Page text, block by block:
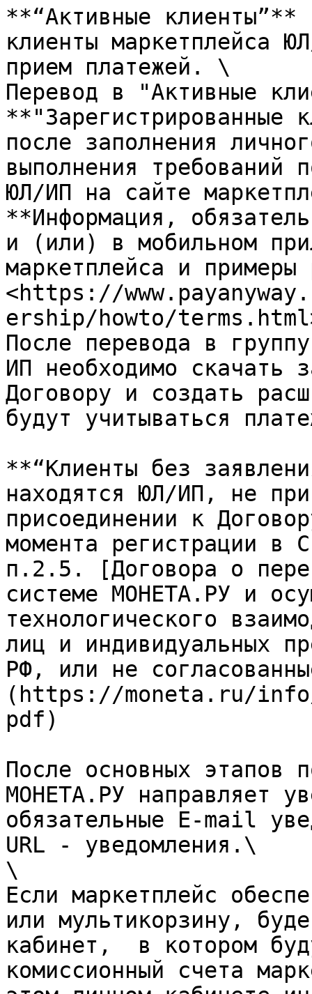
**“Активные
клиенты маркетплейса
прием платежей. \
Перевод в "Активные
**"Зарегистрированные
после заполнения
выполнения требований
ЮЛ/ИП на сайте
**Информация,
и (или) в мобильном
маркетплейса и
<https://
ership/howto/
После перевода в
ИП необходимо скачать
Договору и создать
будут учитываться
**“Клиенты без
находятся ЮЛ/ИП, не
присоединении к
момента регистрации в
п.2.5. [Договора о
системе МОНЕТА.РУ и
технологического
лиц и индивидуальных
РФ, или не
(https://moneta.ru/
pdf)
После основных этапов
МОНЕТА.РУ направляет
обязательные E-mail
URL - уведомления.\
\
Если маркетплейс
или мультикорзину,
кабинет,  в котором
комиссионный счета